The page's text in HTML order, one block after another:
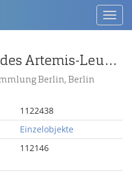
Fragment vom Altar des Artemis-Leukophryene-Tempels in Magnesia am Mäander
Berlin, Berlin
1122438
Einzelobjekte
112146